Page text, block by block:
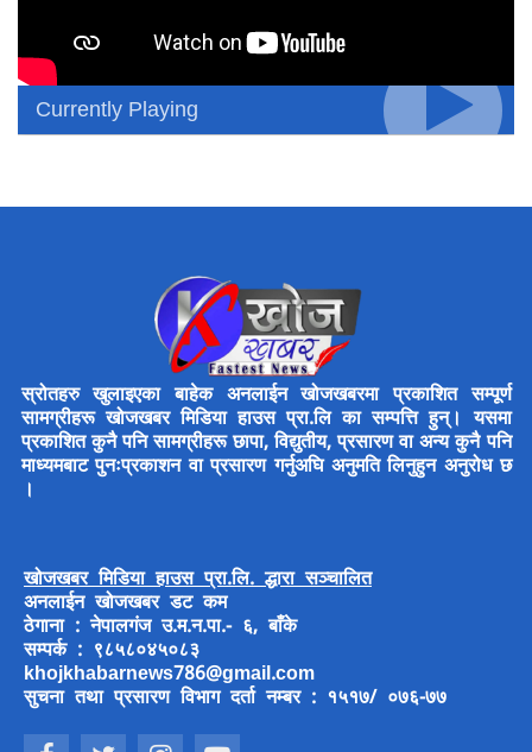
Currently Playing
स्रोतहरु खुलाइएका बाहेक अनलाईन खोजखबरमा प्रकाशित सम्पूर्ण
सामग्रीहरू खोजखबर मिडिया हाउस प्रा.लि का सम्पत्ति हुन्। यसमा
प्रकाशित कुनै पनि सामग्रीहरू छापा, विद्युतीय, प्रसारण वा अन्य कुनै पनि
माध्यमबाट पुनःप्रकाशन वा प्रसारण गर्नुअघि अनुमति लिनुहुन अनुरोध छ
।
खोजखबर मिडिया हाउस प्रा.लि. द्धारा सञ्चालित
अनलाईन खोजखबर डट कम
ठेगाना : नेपालगंज उ.म.न.पा.- ६, बाँके
सम्पर्क : ९८५८०४५०८३
khojkhabarnews786@gmail.com
सुचना तथा प्रसारण विभाग दर्ता नम्बर : १५१७/ ०७६-७७